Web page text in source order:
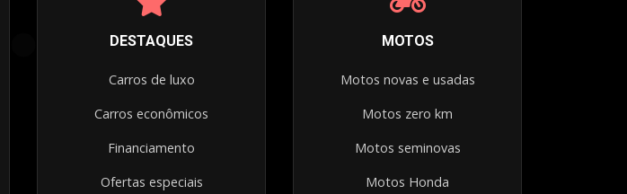
DESTAQUES
Carros de luxo
Carros econômicos
Financiamento
Ofertas especiais
MOTOS
Motos novas e usadas
Motos zero km
Motos seminovas
Motos Honda